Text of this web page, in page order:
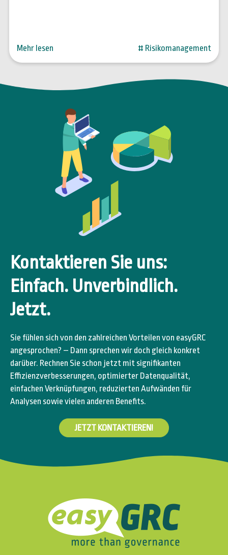
Mehr lesen # Risikomanagement
Kontaktieren Sie uns:
Einfach. Unverbindlich.
Jetzt.
Sie fühlen sich von den zahlreichen Vorteilen von easyGRC
angesprochen? – Dann sprechen wir doch gleich konkret
darüber. Rechnen Sie schon jetzt mit signifikanten
Effizienzverbesserungen, optimierter Datenqualität,
einfachen Verknüpfungen, reduzierten Aufwänden für
Analysen sowie vielen anderen Benefits.
JETZT KONTAKTIEREN!